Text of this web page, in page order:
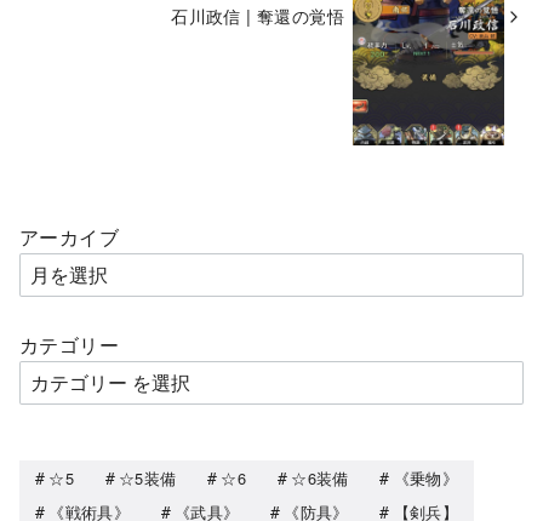
石川政信 | 奪還の覚悟
アーカイブ
カテゴリー
☆5 ☆5装備 ☆6 ☆6装備
《乗物》
《戦術具》
《武具》 《防具》
【剣兵】